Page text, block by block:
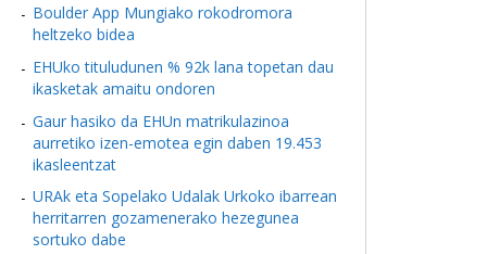
Boulder App Mungiako rokodromora
heltzeko bidea
EHUko tituludunen % 92k lana topetan dau
ikasketak amaitu ondoren
Gaur hasiko da EHUn matrikulazinoa
aurretiko izen-emotea egin daben 19.453
ikasleentzat
URAk eta Sopelako Udalak Urkoko ibarrean
herritarren gozamenerako hezegunea
sortuko dabe